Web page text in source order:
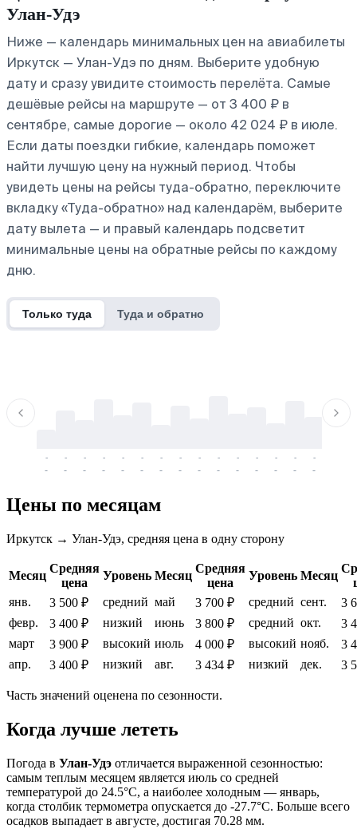
Улан-Удэ
Ниже — календарь минимальных цен на авиабилеты
Иркутск — Улан-Удэ по дням. Выберите удобную
дату и сразу увидите стоимость перелёта. Самые
дешёвые рейсы на маршруте — от 3 400 ₽ в
сентябре, самые дорогие — около 42 024 ₽ в июле.
Если даты поездки гибкие, календарь поможет
найти лучшую цену на нужный период. Чтобы
увидеть цены на рейсы туда-обратно, переключите
вкладку «Туда-обратно» над календарём, выберите
дату вылета — и правый календарь подсветит
минимальные цены на обратные рейсы по каждому
дню.
Только туда Туда и обратно
-
-
-
-
-
-
-
-
-
-
-
-
-
-
-
-
-
-
-
-
-
-
-
-
-
-
-
-
-
-
Цены по месяцам
Иркутск → Улан-Удэ, средняя цена в одну сторону
Месяц
Средняя
цена
Уровень Месяц
Средняя
цена
Уровень Месяц
янв.
3 500 ₽ средний май 3 700 ₽ средний сент.
3
февр.
3 400 ₽ низкий июнь 3 800 ₽ средний окт.
3
март
3 900 ₽ высокий июль 4 000 ₽ высокий нояб.
3
апр.
3 400 ₽ низкий авг. 3 434 ₽ низкий дек. 3
Часть значений оценена по сезонности.
Когда лучше лететь
Погода в Улан-Удэ отличается выраженной сезонностью:
самым теплым месяцем является июль со средней
температурой до 24.5°C, а наиболее холодным — январь,
когда столбик термометра опускается до -27.7°C. Больше всего
осадков выпадает в августе, достигая 70.28 мм.